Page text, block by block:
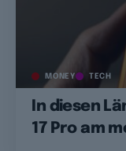
MONEY TECH
In diesen
17 Pro am